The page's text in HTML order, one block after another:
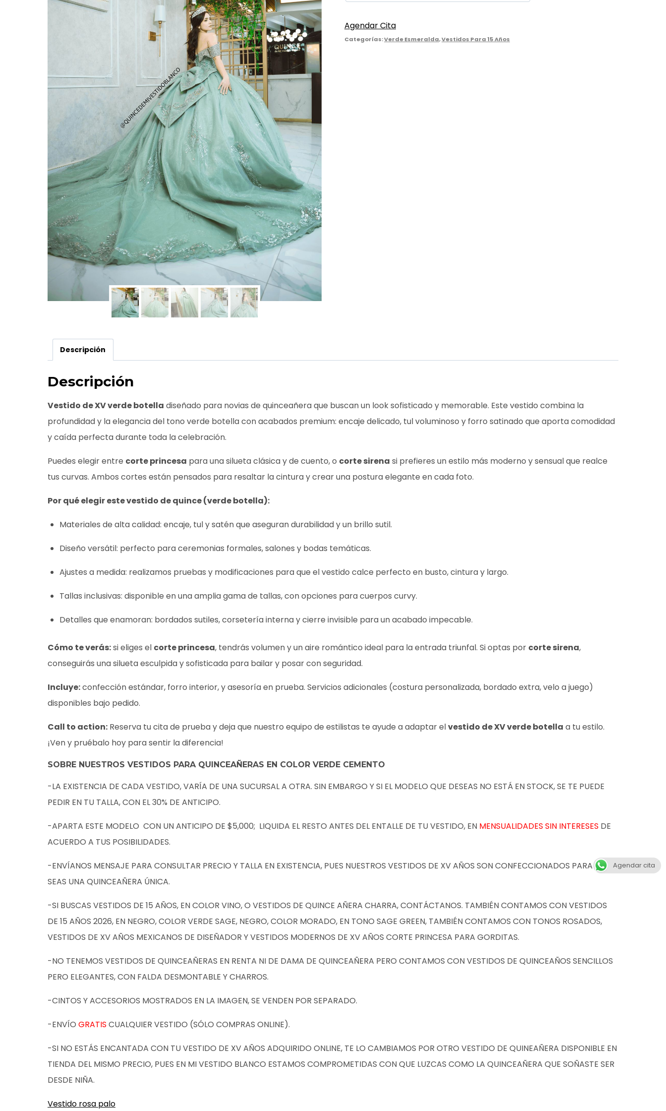
Agendar Cita
Categorías:Verde Esmeralda,Vestidos Para 15 Años
Descripción
Descripción
Vestido de XV verde botella diseñado para novias de quinceañera que buscan un look sofisticado y memorable. Este vestido combina la
profundidad y la elegancia del tono verde botella con acabados premium: encaje delicado, tul voluminoso y forro satinado que aporta comodidad
y caída perfecta durante toda la celebración.
Puedes elegir entre corte princesa para una silueta clásica y de cuento, o corte sirena si prefieres un estilo más moderno y sensual que realce
tus curvas. Ambos cortes están pensados para resaltar la cintura y crear una postura elegante en cada foto.
Por qué elegir este vestido de quince (verde botella):
Materiales de alta calidad: encaje, tul y satén que aseguran durabilidad y un brillo sutil.
Diseño versátil: perfecto para ceremonias formales, salones y bodas temáticas.
Ajustes a medida: realizamos pruebas y modificaciones para que el vestido calce perfecto en busto, cintura y largo.
Tallas inclusivas: disponible en una amplia gama de tallas, con opciones para cuerpos curvy.
Detalles que enamoran: bordados sutiles, corsetería interna y cierre invisible para un acabado impecable.
Cómo te verás:si eliges el corte princesa, tendrás volumen y un aire romántico ideal para la entrada triunfal. Si optas por corte sirena,
conseguirás una silueta esculpida y sofisticada para bailar y posar con seguridad.
Incluye:confección estándar, forro interior, y asesoría en prueba. Servicios adicionales (costura personalizada, bordado extra, velo a juego)
disponibles bajo pedido.
Call to action: Reserva tu cita de prueba y deja que nuestro equipo de estilistas te ayude a adaptar elvestido de XV verde botella a tu estilo.
¡Ven y pruébalo hoy para sentir la diferencia!
SOBRE NUESTROS VESTIDOS PARA QUINCEAÑERAS EN COLOR VERDE CEMENTO
-LA EXISTENCIA DE CADA VESTIDO, VARÍA DE UNA SUCURSAL A OTRA. SIN EMBARGO Y SI EL MODELO QUE DESEAS NO ESTÁ EN STOCK, SE TE PUEDE
PEDIR EN TU TALLA, CON EL 30% DE ANTICIPO.
-APARTA ESTE MODELO CON UN ANTICIPO DE $5,000; LIQUIDA EL RESTO ANTES DEL ENTALLE DE TU VESTIDO, EN MENSUALIDADES SIN INTERESES DE
ACUERDO A TUS POSIBILIDADES.
-ENVÍANOS MENSAJE PARA CONSULTAR PRECIO Y TALLA EN EXISTENCIA, PUES NUESTROS VESTIDOS DE XV AÑOS SON CONFECCIONADOS PARA QUE
SEAS UNA QUINCEAÑERA ÚNICA.
-SI BUSCAS VESTIDOS DE 15 AÑOS, EN COLOR VINO, O VESTIDOS DE QUINCE AÑERA CHARRA, CONTÁCTANOS. TAMBIÉN CONTAMOS CON VESTIDOS
DE 15 AÑOS 2026, EN NEGRO, COLOR VERDE SAGE, NEGRO, COLOR MORADO, EN TONO SAGE GREEN, TAMBIÉN CONTAMOS CON TONOS ROSADOS,
VESTIDOS DE XV AÑOS MEXICANOS DE DISEÑADOR Y VESTIDOS MODERNOS DE XV AÑOS CORTE PRINCESA PARA GORDITAS.
-NO TENEMOS VESTIDOS DE QUINCEAÑERAS EN RENTA NI DE DAMA DE QUINCEAÑERA PERO CONTAMOS CON VESTIDOS DE QUINCEAÑOS SENCILLOS
PERO ELEGANTES, CON FALDA DESMONTABLE Y CHARROS.
-CINTOS Y ACCESORIOS MOSTRADOS EN LA IMAGEN, SE VENDEN POR SEPARADO.
-ENVÍO GRATIS CUALQUIER VESTIDO (SÓLO COMPRAS ONLINE).
-SI NO ESTÁS ENCANTADA CON TU VESTIDO DE XV AÑOS ADQUIRIDO ONLINE, TE LO CAMBIAMOS POR OTRO VESTIDO DE QUINEAÑERA DISPONIBLE EN
TIENDA DEL MISMO PRECIO, PUES EN MI VESTIDO BLANCO ESTAMOS COMPROMETIDAS CON QUE LUZCAS COMO LA QUINCEAÑERA QUE SOÑASTE SER
DESDE NIÑA.
Vestido rosa palo
Agendar cita